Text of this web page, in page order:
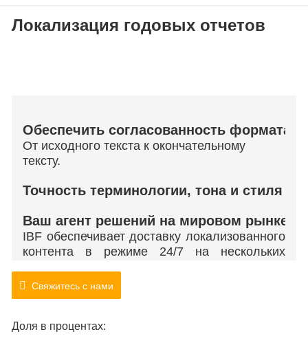
Локализация годовых отчетов
Локализация годовых отчетов
Обеспечить согласованность формата
От исходного текста к окончательному
тексту.
Точность терминологии, тона и стиля
Ваш агент решений на мировом рынке
IBF обеспечивает доставку локализованного
контента в режиме 24/7 на нескольких
специальные команды обеспечивают
отраслевую поддержку. Мы можем работать
обеспечивая при этом выдающееся
Свяжитесь с нами
Доля в процентах: